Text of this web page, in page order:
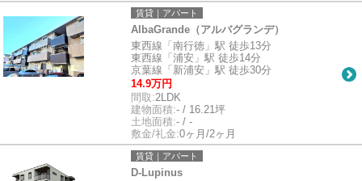
賃貸｜アパート
AlbaGrande（アルバグランデ）
東西線「南行徳」駅 徒歩13分
東西線「浦安」駅 徒歩14分
京葉線「新浦安」駅 徒歩30分
14.9万円
間取:2LDK
建物面積:- / 16.21坪
土地面積:- / -
敷金/礼金:0ヶ月/2ヶ月
賃貸｜アパート
D-Lupinus